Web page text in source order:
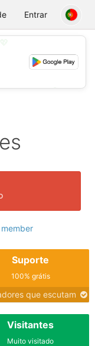
Entrar
💕
Suporte
100% grátis
que escutam
Visitantes
Muito visitado